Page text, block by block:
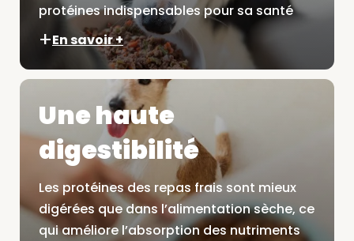
protéines indispensables pour sa santé
En savoir +
Une haute
digestibilité
Les protéines des repas frais sont mieux
digérées que dans l’alimentation sèche, ce
qui améliore l’absorption des nutriments